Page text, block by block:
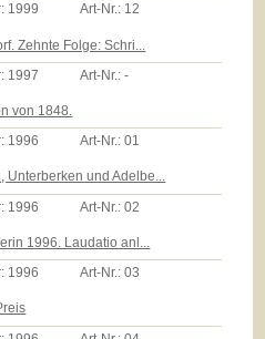
1999 Art-Nr.: 12
Zehnte Folge: Schri...
1997 Art-Nr.:-
von 1848.
1996 Art-Nr.:01
Unterberken und Adelbe...
1996 Art-Nr.:02
1996. Laudatio anl...
1996 Art-Nr.:03